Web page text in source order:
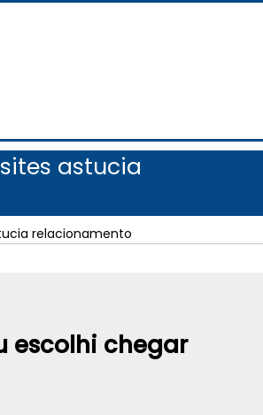
astucia
relacionamento
escolhi chegar